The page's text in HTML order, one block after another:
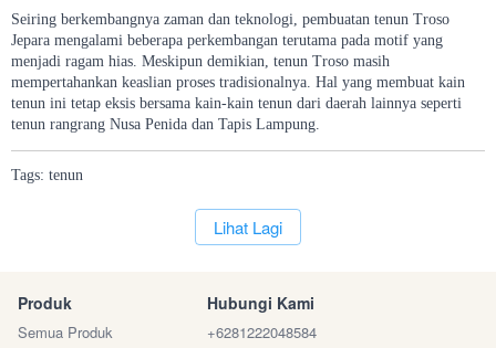
Seiring berkembangnya zaman dan teknologi, pembuatan tenun Troso
Jepara mengalami beberapa perkembangan terutama pada motif yang
menjadi ragam hias. Meskipun demikian, tenun Troso masih
mempertahankan keaslian proses tradisionalnya. Hal yang membuat kain
tenun ini tetap eksis bersama kain-kain tenun dari daerah lainnya seperti
tenun rangrang Nusa Penida dan Tapis Lampung.
Tags: tenun
`Lihat Lagi
Produk
Semua Produk
Hubungi Kami
+6281222048584